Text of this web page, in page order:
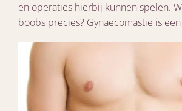
en operaties hierbij kunnen spelen.
boobs precies? Gynaecomastie is